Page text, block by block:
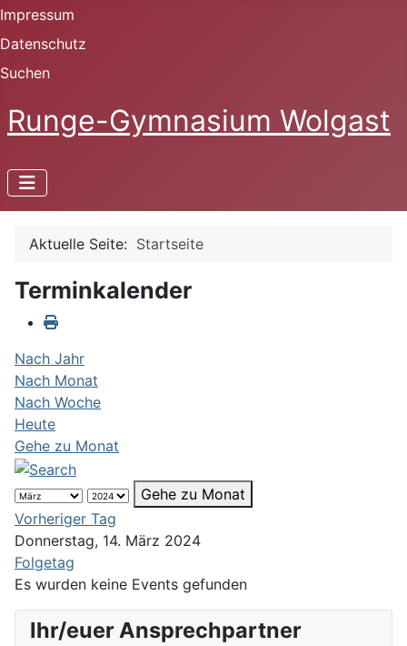
Impressum
Datenschutz
Suchen
Runge-Gymnasium Wolgast
Aktuelle Seite: Startseite
Terminkalender
Nach Jahr
Nach Monat
Nach Woche
Heute
Gehe zu Monat
Gehe zu Monat
Vorheriger Tag
Donnerstag, 14. März 2024
Folgetag
Es wurden keine Events gefunden
Ihr/euer Ansprechpartner